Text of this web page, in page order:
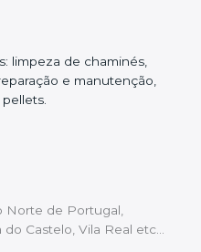
limpeza de chaminés,
e manutenção,
Norte de Portugal,
Castelo, Vila Real etc…